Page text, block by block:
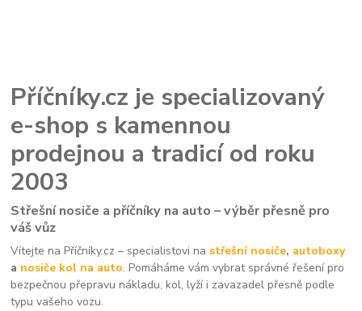
Příčníky.cz je specializovaný
e-shop s kamennou
prodejnou a tradicí od roku
2003
Střešní nosiče a příčníky na auto – výběr přesně pro
váš vůz
Vítejte na Příčníky.cz – specialistovi na střešní nosiče, autoboxy
a nosiče kol na auto. Pomáháme vám vybrat správné řešení pro
bezpečnou přepravu nákladu, kol, lyží i zavazadel přesně podle
typu vašeho vozu.